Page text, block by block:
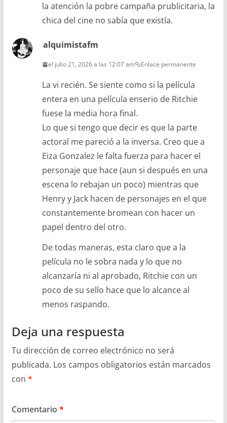
la atención la pobre campaña prublicitaria, la
chica del cine no sabía que existía.
alquimistafm
el julio 21, 2026 a las 12:07 am Enlace permanente
La vi recién. Se siente como si la película
entera en una película enserio de Ritchie
fuese la media hora final.
Lo que si tengo que decir es que la parte
actoral me pareció a la inversa. Creo que a
Eiza Gonzalez le falta fuerza para hacer el
personaje que hace (aun si después en una
escena lo rebajan un poco) mientras que
Henry y Jack hacen de personajes en el que
constantemente bromean con hacer un
papel dentro del otro.
De todas maneras, esta claro que a la
película no le sobra nada y lo que no
alcanzaría ni al aprobado, Ritchie con un
poco de su sello hace que lo alcance al
menos raspando.
Deja una respuesta
Tu dirección de correo electrónico no será
publicada. Los campos obligatorios están marcados
con *
Comentario *